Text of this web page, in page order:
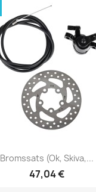
Bromssats (ok, Skiva,...
47,04 €